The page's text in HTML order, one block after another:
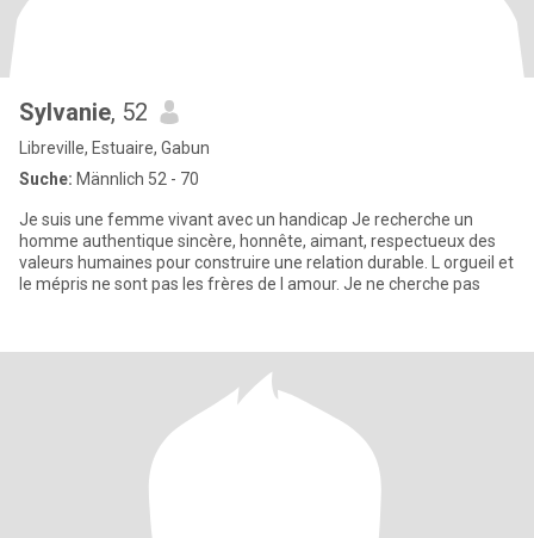
Sylvanie, 52
Libreville, Estuaire, Gabun
Suche: Männlich 52 - 70
Je suis une femme vivant avec un handicap Je recherche un
homme authentique sincère, honnête, aimant, respectueux des
valeurs humaines pour construire une relation durable. L orgueil et
le mépris ne sont pas les frères de l amour. Je ne cherche pas